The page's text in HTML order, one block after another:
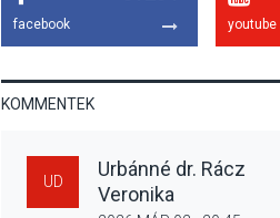
emelkednek a
parkolási díjak
Nőtt a fontosabb
gyümölcsök
facebook youtube
KOMMENTEK
UD
Urbánné dr. Rácz
Veronika